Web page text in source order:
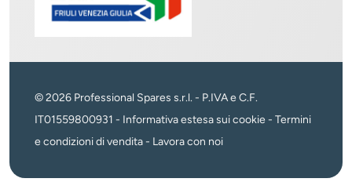
© 2026 Professional Spares s.r.l. - P.IVA e C.F.
IT01559800931 - Informativa estesa sui cookie - Termini
e condizioni di vendita- Lavora con noi